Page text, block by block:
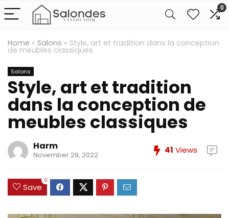
0
Home » Salons » Style, art et tradition dans la conception
de meubles classiques
Salons
Style, art et tradition
dans la conception de
meubles classiques
Harm
November 29, 2022 41 Views
Save
0